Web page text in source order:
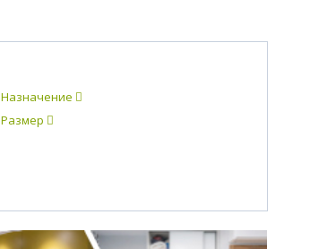
Назначение
Размер